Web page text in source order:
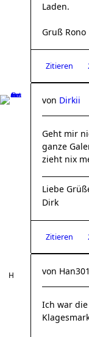
Laden.
Gruß Rono
Zitieren
von Dirkii
Geht mir
ganze
zieht nix
Liebe
Dirk
Zitieren
von
Ich war